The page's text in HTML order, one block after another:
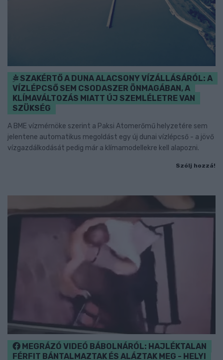
SZAKÉRTŐ A DUNA ALACSONY VÍZÁLLÁSÁRÓL: A
VÍZLÉPCSŐ SEM CSODASZER ÖNMAGÁBAN, A
KLÍMAVÁLTOZÁS MIATT ÚJ SZEMLÉLETRE VAN
SZÜKSÉG
A BME vízmérnöke szerint a Paksi Atomerőmű helyzetére sem
jelentene automatikus megoldást egy új dunai vízlépcső - a jövő
vízgazdálkodását pedig már a klímamodellekre kell alapozni.
Szólj hozzá!
MEGRÁZÓ VIDEÓ BÁBOLNÁRÓL: HAJLÉKTALAN
FÉRFIT BÁNTALMAZTAK ÉS ALÁZTAK MEG - HELYI